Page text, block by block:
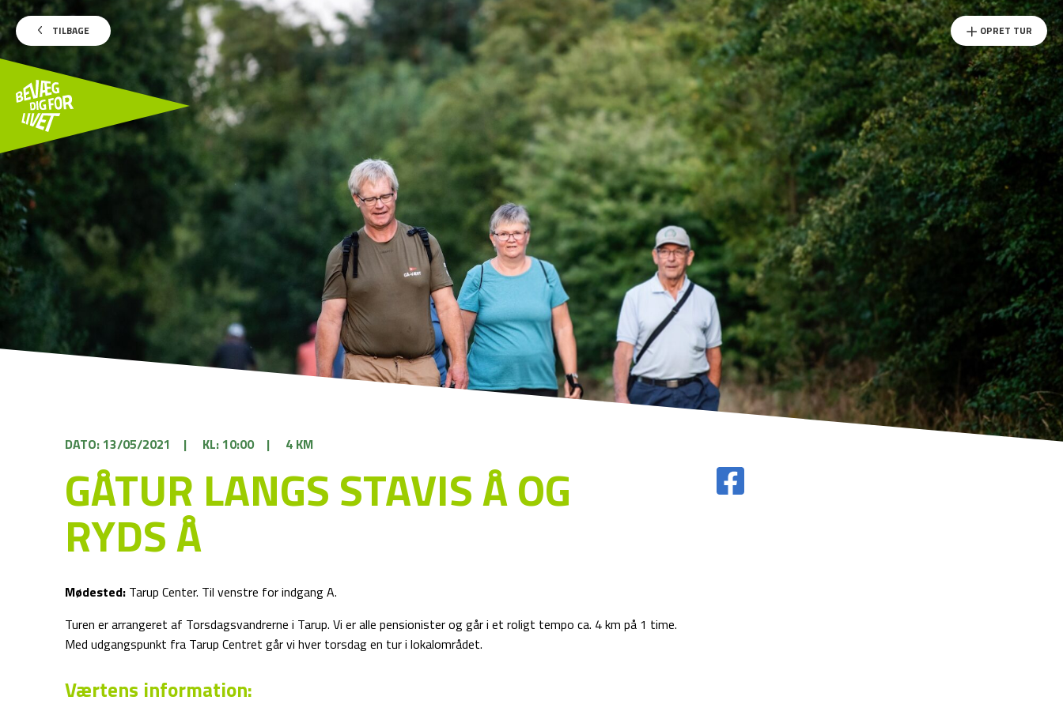
TILBAGE OPRET TUR
DATO: 13/05/2021 | KL: 10:00 | 4 KM
GÅTUR LANGS STAVIS Å OG
RYDS Å
Mødested: Tarup Center. Til venstre for indgang A.
Turen er arrangeret af Torsdagsvandrerne i Tarup. Vi er alle pensionister og går i et roligt tempo ca. 4 km på 1 time.
Med udgangspunkt fra Tarup Centret går vi hver torsdag en tur i lokalområdet.
Værtens information: